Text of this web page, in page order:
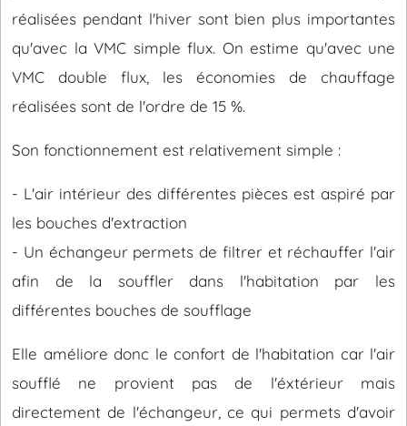
réalisées pendant l'hiver sont bien plus importantes
qu'avec la VMC simple flux. On estime qu'avec une
VMC double flux, les économies de chauffage
réalisées sont de l'ordre de 15 %.
Son fonctionnement est relativement simple :
- L'air intérieur des différentes pièces est aspiré par
les bouches d'extraction
- Un échangeur permets de filtrer et réchauffer l'air
afin de la souffler dans l'habitation par les
différentes bouches de soufflage
Elle améliore donc le confort de l'habitation car l'air
soufflé ne provient pas de l'éxtérieur mais
directement de l'échangeur, ce qui permets d'avoir